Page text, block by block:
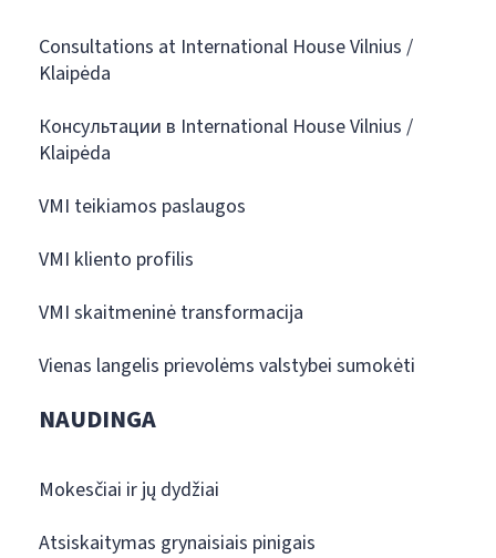
Consultations at International House Vilnius /
Klaipėda
Консультации в International House Vilnius /
Klaipėda
VMI teikiamos paslaugos
VMI kliento profilis
VMI skaitmeninė transformacija
Vienas langelis prievolėms valstybei sumokėti
NAUDINGA
Mokesčiai ir jų dydžiai
Atsiskaitymas grynaisiais pinigais